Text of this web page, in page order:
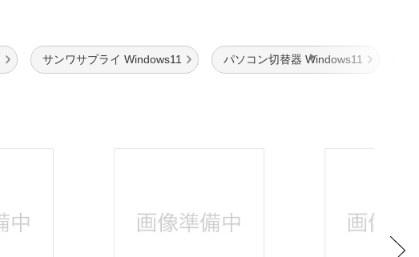
サンワサプライ Windows11 パソコン切替器 Windows11